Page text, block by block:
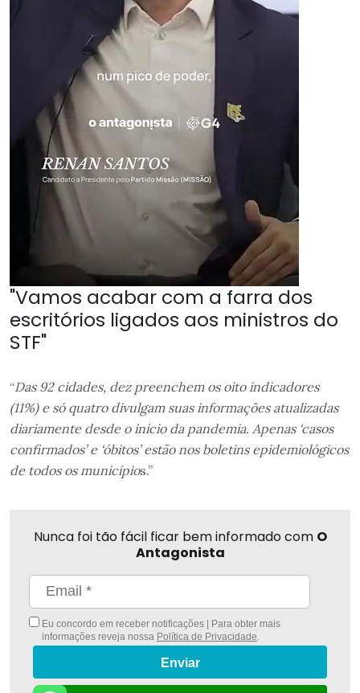
"Vamos acabar com a farra dos
escritórios ligados aos ministros do
STF"
“Das 92 cidades, dez preenchem os oito indicadores
(11%) e só quatro divulgam suas informações atualizadas
diariamente desde o início da pandemia. Apenas ‘casos
confirmados’ e ‘óbitos’ estão nos boletins epidemiológicos
de todos os municípios.”
Nunca foi tão fácil ficar bem informado com O
Antagonista
Eu concordo em receber notificações | Para obter mais
informações reveja nossa Política de Privacidade
Enviar